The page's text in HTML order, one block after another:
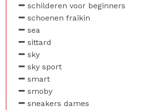
schilderen voor beginners
schoenen fraikin
sea
sittard
sky
sky sport
smart
smoby
sneakers dames